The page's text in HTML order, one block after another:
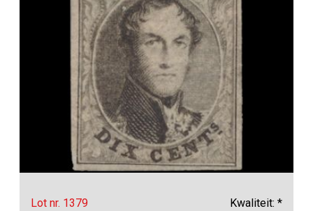
Lot nr. 1379 Kwaliteit: *